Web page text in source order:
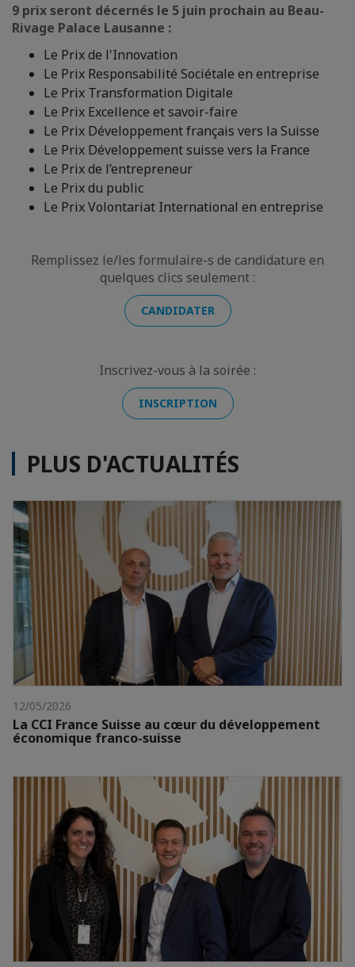
9 prix seront décernés le 5 juin prochain au Beau-
Rivage Palace Lausanne :
Le Prix de l'Innovation
Le Prix Responsabilité Sociétale en entreprise
Le Prix Transformation Digitale
Le Prix Excellence et savoir-faire
Le Prix Développement français vers la Suisse
Le Prix Développement suisse vers la France
Le Prix de l’entrepreneur
Le Prix du public
Le Prix Volontariat International en entreprise
Remplissez le/les formulaire-s de candidature en
quelques clics seulement :
CANDIDATER
Inscrivez-vous à la soirée :
INSCRIPTION
PLUS D'ACTUALITÉS
12/05/2026
La CCI France Suisse au cœur du développement
économique franco-suisse